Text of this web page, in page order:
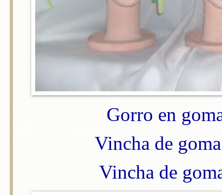
Gorro en
Vincha de
Vincha de